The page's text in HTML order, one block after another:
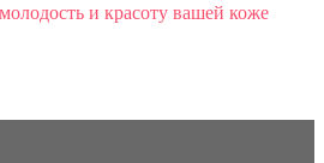
и красоту вашей коже